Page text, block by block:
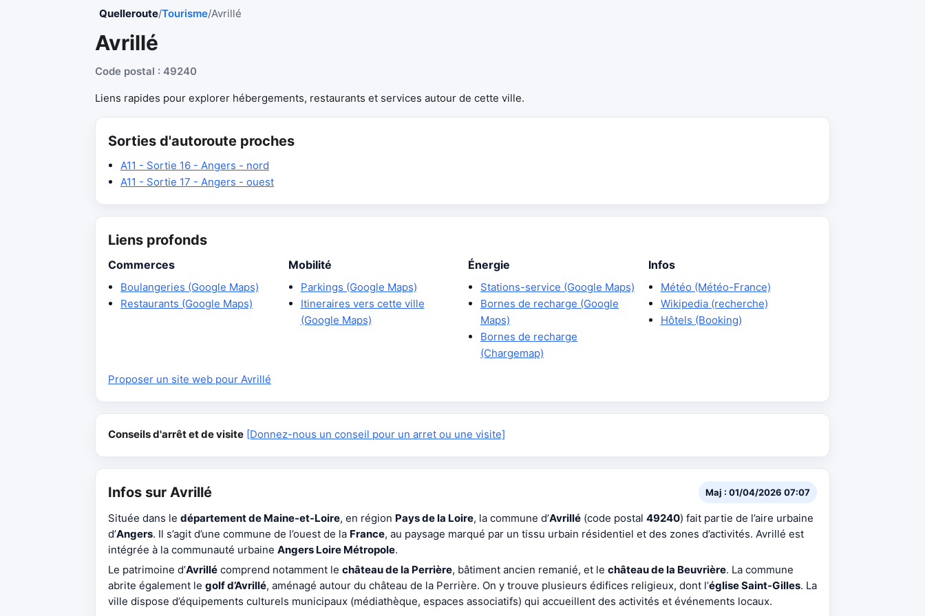
Quelleroute/Tourisme/Avrillé
Avrillé
Code postal : 49240
Liens rapides pour explorer hébergements, restaurants et services autour de cette ville.
Sorties d'autoroute proches
A11 - Sortie 16 - Angers - nord
A11 - Sortie 17 - Angers - ouest
Liens profonds
Commerces
Boulangeries (Google Maps)
Restaurants (Google Maps)
Mobilité
Parkings (Google Maps)
Itineraires vers cette ville
(Google Maps)
Énergie
Stations-service (Google Maps)
Bornes de recharge (Google
Maps)
Bornes de recharge
(Chargemap)
Infos
Météo (Météo-France)
Wikipedia (recherche)
Hôtels (Booking)
Proposer un site web pour Avrillé
Conseils d'arrêt et de visite [Donnez-nous un conseil pour un arret ou une visite]
Infos sur Avrillé Maj : 01/04/2026 07:07
Située dans le département de Maine-et-Loire, en région Pays de la Loire, la commune d’Avrillé (code postal 49240) fait partie de l’aire urbaine
d’Angers. Il s’agit d’une commune de l’ouest de la France, au paysage marqué par un tissu urbain résidentiel et des zones d’activités. Avrillé est
intégrée à la communauté urbaine Angers Loire Métropole.
Le patrimoine d’Avrillé comprend notamment le château de la Perrière, bâtiment ancien remanié, et le château de la Beuvrière. La commune
abrite également le golf d’Avrillé, aménagé autour du château de la Perrière. On y trouve plusieurs édifices religieux, dont l’église Saint-Gilles. La
ville dispose d’équipements culturels municipaux (médiathèque, espaces associatifs) qui accueillent des activités et événements locaux.